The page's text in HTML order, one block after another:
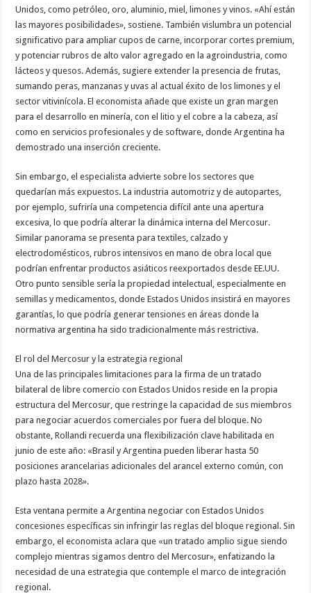
Unidos, como petróleo, oro, aluminio, miel, limones y vinos. «Ahí están
las mayores posibilidades», sostiene. También vislumbra un potencial
significativo para ampliar cupos de carne, incorporar cortes premium,
y potenciar rubros de alto valor agregado en la agroindustria, como
lácteos y quesos. Además, sugiere extender la presencia de frutas,
sumando peras, manzanas y uvas al actual éxito de los limones y el
sector vitivinícola. El economista añade que existe un gran margen
para el desarrollo en minería, con el litio y el cobre a la cabeza, así
como en servicios profesionales y de software, donde Argentina ha
demostrado una inserción creciente.
Sin embargo, el especialista advierte sobre los sectores que
quedarían más expuestos. La industria automotriz y de autopartes,
por ejemplo, sufriría una competencia difícil ante una apertura
excesiva, lo que podría alterar la dinámica interna del Mercosur.
Similar panorama se presenta para textiles, calzado y
electrodomésticos, rubros intensivos en mano de obra local que
podrían enfrentar productos asiáticos reexportados desde EE.UU.
Otro punto sensible sería la propiedad intelectual, especialmente en
semillas y medicamentos, donde Estados Unidos insistirá en mayores
garantías, lo que podría generar tensiones en áreas donde la
normativa argentina ha sido tradicionalmente más restrictiva.
El rol del Mercosur y la estrategia regional
Una de las principales limitaciones para la firma de un tratado
bilateral de libre comercio con Estados Unidos reside en la propia
estructura del Mercosur, que restringe la capacidad de sus miembros
para negociar acuerdos comerciales por fuera del bloque. No
obstante, Rollandi recuerda una flexibilización clave habilitada en
junio de este año: «Brasil y Argentina pueden liberar hasta 50
posiciones arancelarias adicionales del arancel externo común, con
plazo hasta 2028».
Esta ventana permite a Argentina negociar con Estados Unidos
concesiones específicas sin infringir las reglas del bloque regional. Sin
embargo, el economista aclara que «un tratado amplio sigue siendo
complejo mientras sigamos dentro del Mercosur», enfatizando la
necesidad de una estrategia que contemple el marco de integración
regional.